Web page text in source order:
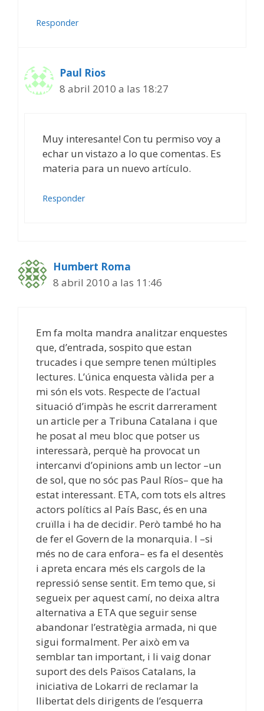
Responder
Paul Rios
8 abril 2010 a las 18:27
Muy interesante! Con tu permiso voy a
echar un vistazo a lo que comentas. Es
materia para un nuevo artículo.
Responder
Humbert Roma
8 abril 2010 a las 11:46
Em fa molta mandra analitzar enquestes
que, d’entrada, sospito que estan
trucades i que sempre tenen múltiples
lectures. L’única enquesta vàlida per a
mi són els vots. Respecte de l’actual
situació d’impàs he escrit darrerament
un article per a Tribuna Catalana i que
he posat al meu bloc que potser us
interessarà, perquè ha provocat un
intercanvi d’opinions amb un lector –un
de sol, que no sóc pas Paul Ríos– que ha
estat interessant. ETA, com tots els altres
actors polítics al País Basc, és en una
cruïlla i ha de decidir. Però també ho ha
de fer el Govern de la monarquia. I –si
més no de cara enfora– es fa el desentès
i apreta encara més els cargols de la
repressió sense sentit. Em temo que, si
segueix per aquest camí, no deixa altra
alternativa a ETA que seguir sense
abandonar l’estratègia armada, ni que
sigui formalment. Per això em va
semblar tan important, i li vaig donar
suport des dels Països Catalans, la
iniciativa de Lokarri de reclamar la
llibertat dels dirigents de l’esquerra